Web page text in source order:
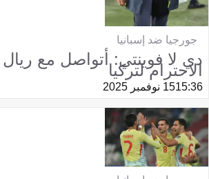
جورجيا ضد إسبانيا
دي لا فوينتي: أتواصل مع
الاحترام لتركيا
15:3615 نوفمبر 2025